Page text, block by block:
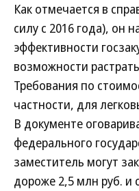
Как отмечается в
силу с 2016 года), он
эффективности
возможности
Требования по
частности, для
В документе
федерального
заместитель могут
дороже 2,5 млн руб.